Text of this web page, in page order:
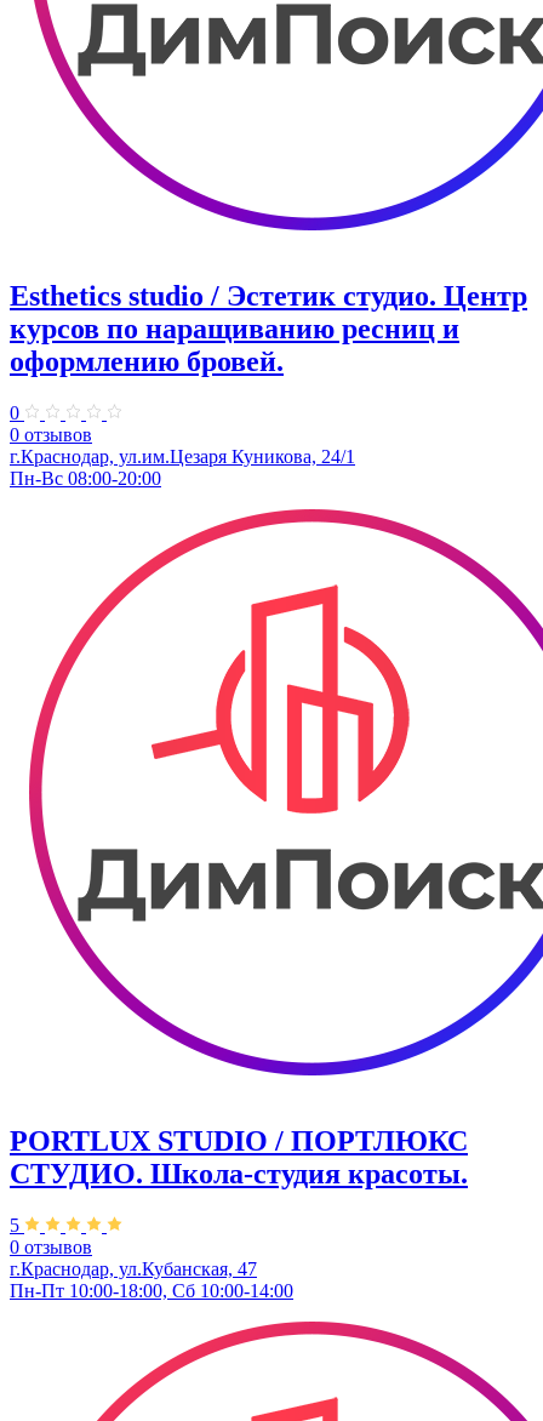
Esthetics studio / Эстетик студио. ​Центр
курсов по наращиванию ресниц и
оформлению бровей.
0
0 отзывов
г.Краснодар, ул.​им.Цезаря Куникова, 24/1
Пн-Вс 08:00-20:00
PORTLUX STUDIO / ПОРТЛЮКС
СТУДИО. Школа-студия красоты.
5
0 отзывов
г.Краснодар, ул.Кубанская, 47
Пн-Пт 10:00-18:00, Сб 10:00-14:00